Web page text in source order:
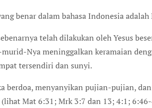
benar dalam bahasa Indonesia adalah
telah dilakukan oleh Yesus
Nya meninggalkan keramaian
tersendiri dan sunyi.
berdoa, menyanyikan pujian-pujian,
Mat 6:31; Mrk 3:7 dan 13; 4:1;